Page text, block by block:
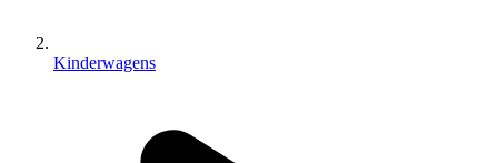
Kinderwagens